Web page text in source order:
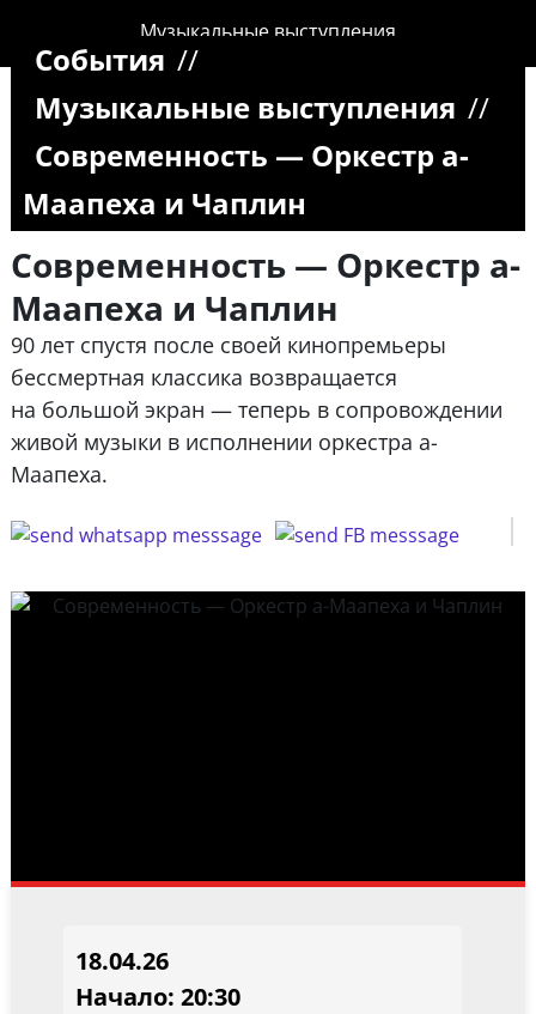
Музыкальные выступления
События //
Музыкальные выступления //
Современность — Оркестр а-
Маапеха и Чаплин
Современность — Оркестр а-
Маапеха и Чаплин
90 лет спустя после своей кинопремьеры
бессмертная классика возвращается
на большой экран — теперь в сопровождении
живой музыки в исполнении оркестра а-
Маапеха.
18.04.26
Начало: 20:30